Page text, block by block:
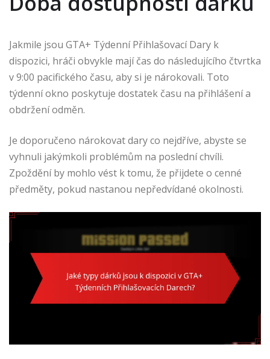
Jakmile jsou GTA+ Týdenní Přihlašovací Dary k
dispozici, hráči obvykle mají čas do následujícího čtvrtka
v 9:00 pacifického času, aby si je nárokovali. Toto
týdenní okno poskytuje dostatek času na přihlášení a
obdržení odměn.
Je doporučeno nárokovat dary co nejdříve, abyste se
vyhnuli jakýmkoli problémům na poslední chvíli.
Zpoždění by mohlo vést k tomu, že přijdete o cenné
předměty, pokud nastanou nepředvídané okolnosti.